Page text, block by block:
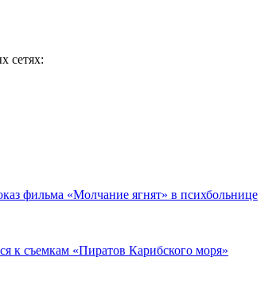
сетях:
фильма «Молчание ягнят» в психбольнице
к съемкам «Пиратов Карибского моря»